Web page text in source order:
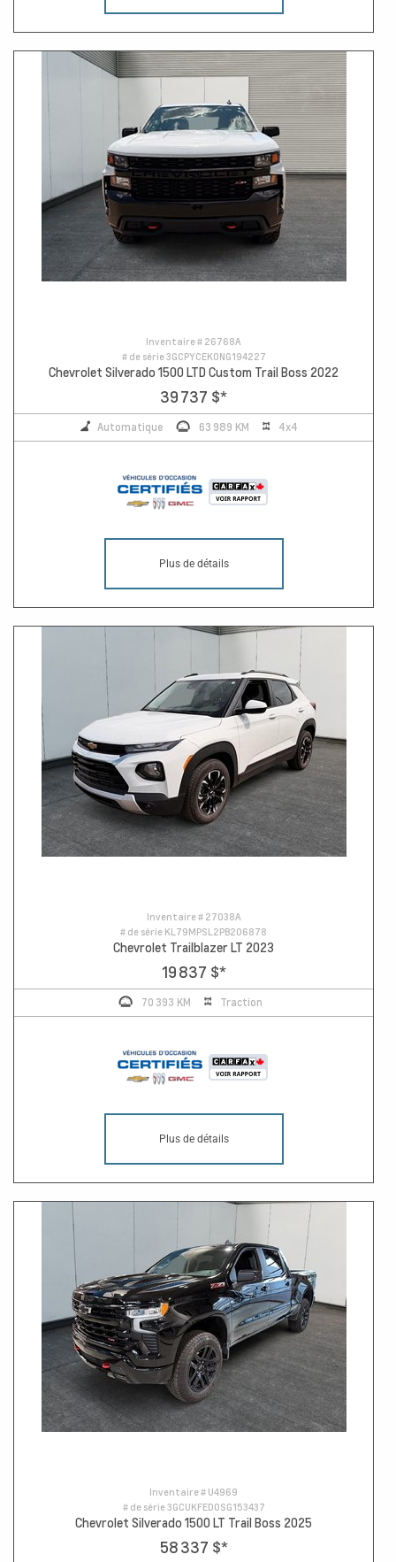
Inventaire # 26768A
# de série3GCPYCEK0NG194227
Chevrolet Silverado 1500 LTD Custom Trail Boss 2022
39 737 $*
Automatique 63 989 KM 4x4
Plus de détails
Inventaire # 27038A
# de série KL79MPSL2PB206878
Chevrolet Trailblazer LT 2023
19 837 $*
70 393 KM Traction
Plus de détails
Inventaire # U4969
# de série3GCUKFED0SG153437
Chevrolet Silverado 1500 LT Trail Boss 2025
58 337 $*